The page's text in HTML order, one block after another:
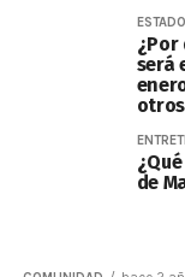
¿Por
será
de